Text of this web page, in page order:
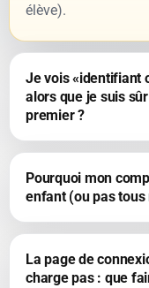
élève).
Je vois «identifiant
alors que je suis
premier ?
Pourquoi mon
enfant (ou pas
La page de
charge pas : que